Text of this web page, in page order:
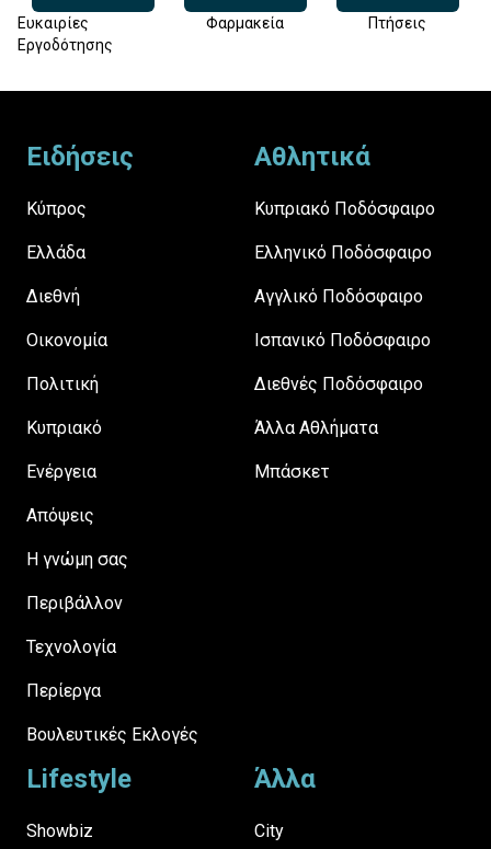
Ευκαιρίες
Εργοδότησης
Φαρμακεία Πτήσεις
Ειδήσεις
Κύπρος
Ελλάδα
Διεθνή
Οικονομία
Πολιτική
Κυπριακό
Ενέργεια
Απόψεις
H γνώμη σας
Περιβάλλον
Τεχνολογία
Περίεργα
Βουλευτικές Εκλογές
Αθλητικά
Κυπριακό Ποδόσφαιρο
Ελληνικό Ποδόσφαιρο
Αγγλικό Ποδόσφαιρο
Ισπανικό Ποδόσφαιρο
Διεθνές Ποδόσφαιρο
Άλλα Αθλήματα
Μπάσκετ
Lifestyle
Showbiz
Άλλα
City